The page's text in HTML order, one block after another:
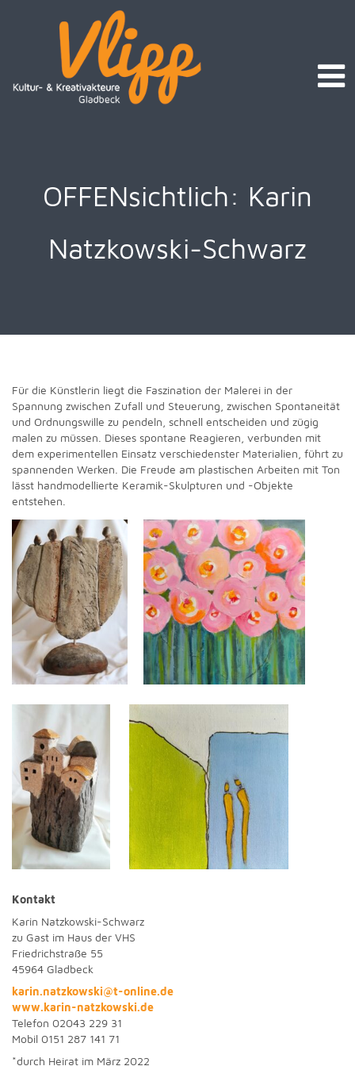
OFFENsichtlich: Karin
Natzkowski-Schwarz
Für die Künstlerin liegt die Faszination der Malerei in der
Spannung zwischen Zufall und Steuerung, zwischen Spontaneität
und Ordnungswille zu pendeln, schnell entscheiden und zügig
malen zu müssen. Dieses spontane Reagieren, verbunden mit
dem experimentellen Einsatz verschiedenster Materialien, führt zu
spannenden Werken. Die Freude am plastischen Arbeiten mit Ton
lässt handmodellierte Keramik-Skulpturen und -Objekte
entstehen.
Kontakt
Karin Natzkowski-Schwarz
zu Gast im Haus der VHS
Friedrichstraße 55
45964 Gladbeck
karin.natzkowski@t-online.de
www.karin-natzkowski.de
Telefon 02043 229 31
Mobil 0151 287 141 71
*durch Heirat im März 2022